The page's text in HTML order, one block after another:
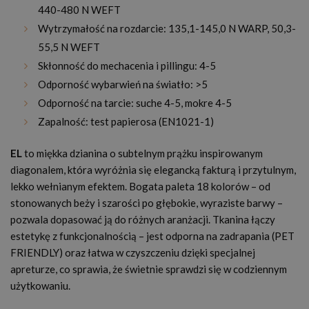
440-480 N WEFT
Wytrzymałość na rozdarcie: 135,1-145,0 N WARP, 50,3-
55,5 N WEFT
Skłonność do mechacenia i pillingu: 4-5
Odporność wybarwień na światło: >5
Odporność na tarcie: suche 4-5, mokre 4-5
Zapalność: test papierosa (EN1021-1)
ELto miękka dzianina o subtelnym prążku inspirowanym
diagonalem, która wyróżnia się elegancką fakturą i przytulnym,
lekko wełnianym efektem. Bogata paleta 18 kolorów – od
stonowanych beży i szarości po głębokie, wyraziste barwy –
pozwala dopasować ją do różnych aranżacji. Tkanina łączy
estetykę z funkcjonalnością – jest odporna na zadrapania (PET
FRIENDLY) oraz łatwa w czyszczeniu dzięki specjalnej
apreturze, co sprawia, że świetnie sprawdzi się w codziennym
użytkowaniu.